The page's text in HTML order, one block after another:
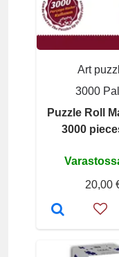
Art
3000
Puzzle Roll
3000
20,00